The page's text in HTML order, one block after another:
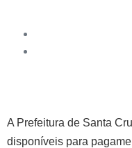
A Prefeitura de Santa
disponíveis para